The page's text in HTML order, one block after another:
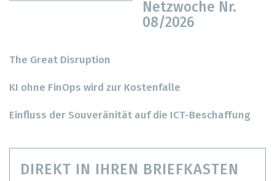
Netzwoche Nr.
08/2026
The Great Disruption
KI ohne FinOps wird zur Kostenfalle
Einfluss der Souveränität auf die ICT-Beschaffung
DIREKT IN IHREN BRIEFKASTEN